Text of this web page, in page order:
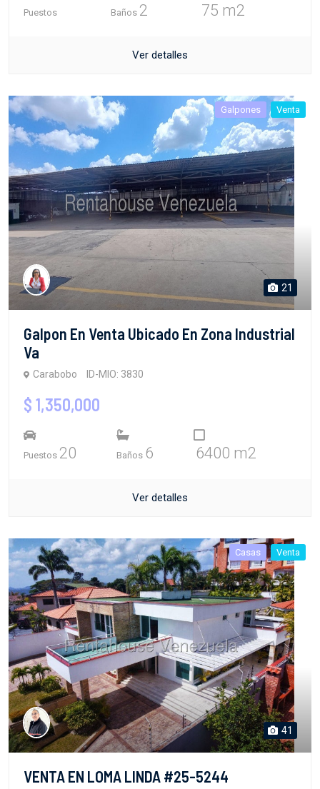
Puestos Baños 2 75 m2
Ver detalles
Galpones Venta
21
Galpon En Venta Ubicado En Zona Industrial
Va
Carabobo ID-MIO: 3830
$ 1,350,000
Puestos 20 Baños 6 6400 m2
Ver detalles
Casas Venta
41
VENTA EN LOMA LINDA #25-5244